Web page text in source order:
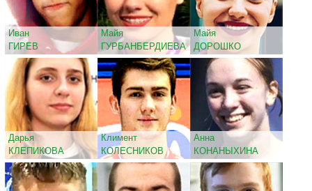
Иван
ГИРЕВ
Майя
ГУРБАНБЕРДИЕВА
Майя
ДОРОШКО
Дарья
КЛЕПИКОВА
Климент
КОЛЕСНИКОВ
Анна
КОНАНЫХИНА